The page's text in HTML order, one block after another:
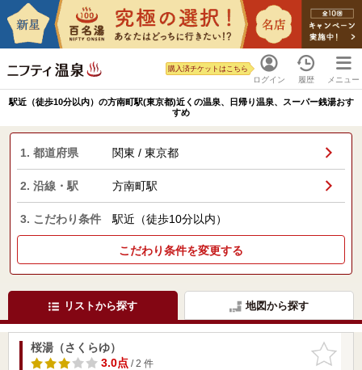
ログイン
購入済チケットはこちら
履歴 メニュー
駅近（徒歩10分以内）の方南町駅(東京都)近くの温泉、日帰り温泉、スーパー銭湯おす
すめ
1. 都道府県 関東 / 東京都
2. 沿線・駅 方南町駅
3. こだわり条件 駅近（徒歩10分以内）
こだわり条件を変更する
リストから探す 地図から探す
お気に入
りに追加
桜湯（さくらゆ）
3.0点/ 2 件